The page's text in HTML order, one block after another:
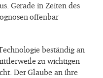
Gerade in Zeiten des
offenbar
beständig an
zu wichtigen
Der Glaube an ihre